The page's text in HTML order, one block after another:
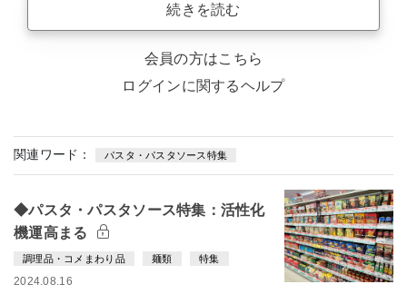
続きを読む
会員の方はこちら
ログインに関するヘルプ
関連ワード： パスタ・パスタソース特集
◆パスタ・パスタソース特集：活性化
機運高まる
調理品・コメまわり品 麺類 特集
2024.08.16